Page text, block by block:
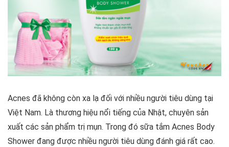
Acnes đã không còn xa lạ đối với nhiều người tiêu dùng tại
Việt Nam. Là thương hiệu nổi tiếng của Nhật, chuyên sản
xuất các sản phẩm trị mụn. Trong đó sữa tắm Acnes Body
Shower đang được nhiều người tiêu dùng đánh giá rất cao.